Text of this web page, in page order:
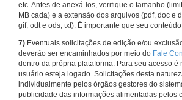
etc. Antes de anexá-los, verifique o tamanho
MB cada) e a extensão dos arquivos (pdf, doc e
gif, odt e ods, txt). É importante que seu
7) Eventuais solicitações de edição e/ou
deverão ser encaminhados por meio do Fale
dentro da própria plataforma. Para seu acesso é
usuário esteja logado. Solicitações desta
individualmente pelos órgãos gestores do
publicidade das informações alimentadas pelos